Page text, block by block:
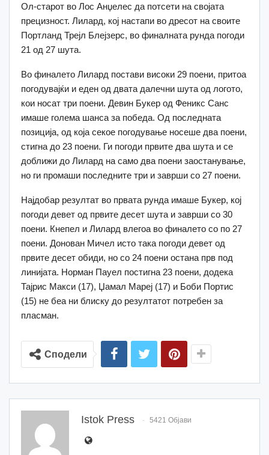
Ол-старот во Лос Анџелес да потсети на својата
прецизност. Лилард, кој настапи во дресот на своите
Портланд Трејл Блејзерс, во финалната рунда погоди
21 од 27 шута.
Во финалето Лилард постави високи 29 поени, притоа
погодувајќи и еден од двата далечни шута од логото,
кои носат три поени. Девин Букер од Феникс Санс
имаше голема шанса за победа. Од последната
позиција, од која секое погодување носеше два поени,
стигна до 23 поени. Ги погоди првите два шута и се
доближи до Лилард на само два поени заостанување,
но ги промаши последните три и заврши со 27 поени.
Најдобар резултат во првата рунда имаше Букер, кој
погоди девет од првите десет шута и заврши со 30
поени. Кнепел и Лилард влегоа во финалето со по 27
поени. Донован Мичел исто така погоди девет од
првите десет обиди, но со 24 поени остана прв под
линијата. Норман Пауел постигна 23 поени, додека
Тајрис Макси (17), Џамал Мареј (17) и Боби Портис
(15) не беа ни блиску до резултатот потребен за
пласман.
Сподели
Istok Press 5421 Објави